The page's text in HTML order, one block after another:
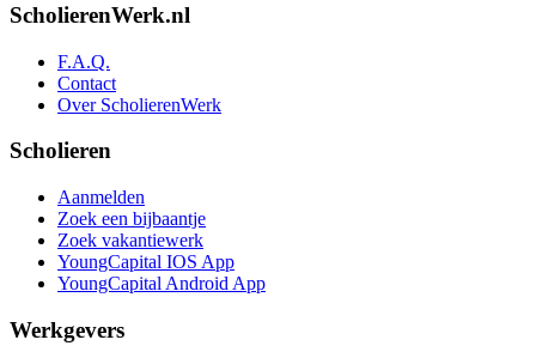
ScholierenWerk.nl
F.A.Q.
Contact
Over ScholierenWerk
Scholieren
Aanmelden
Zoek een bijbaantje
Zoek vakantiewerk
YoungCapital IOS App
YoungCapital Android App
Werkgevers